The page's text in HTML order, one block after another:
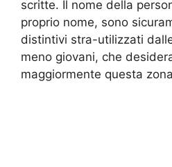
scritte. Il nome della
proprio nome, sono
distintivi stra-utilizzati
meno giovani, che
maggiormente questa